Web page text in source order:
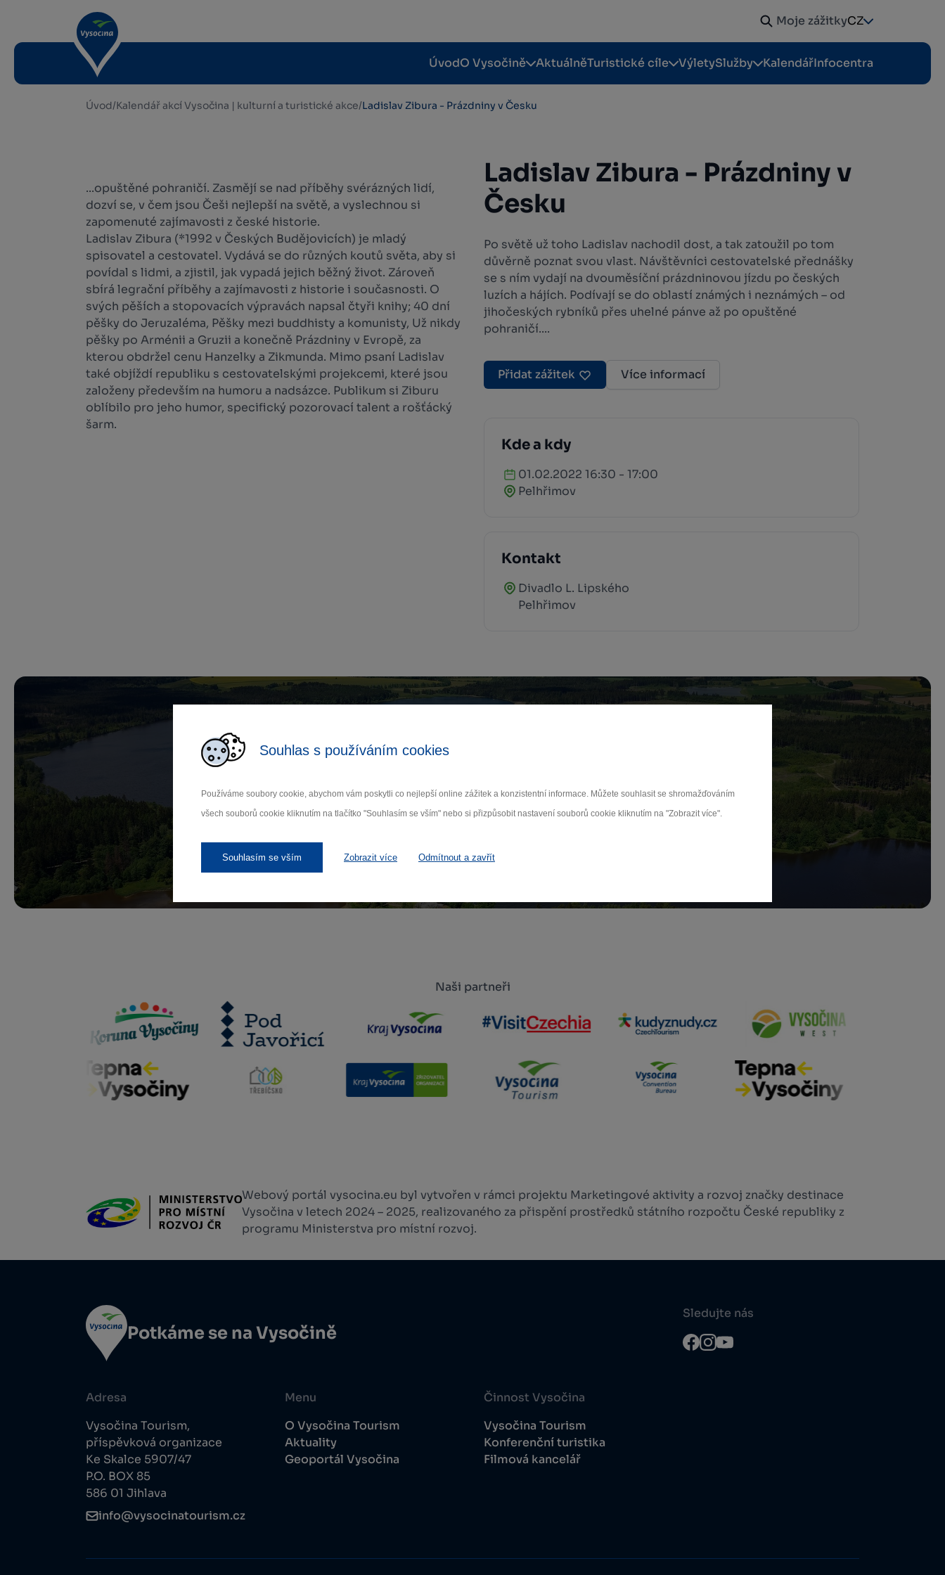
Souhlas s používáním cookies
Používáme soubory cookie, abychom vám poskytli co nejlepší online zážitek a konzistentní informace. Můžete souhlasit se shromažďováním
všech souborů cookie kliknutím na tlačítko "Souhlasím se vším" nebo si přizpůsobit nastavení souborů cookie kliknutím na "Zobrazit více".
Souhlasím se vším Zobrazit více Odmítnout a zavřít
Moje zážitkyCZ
ÚvodO Vysočině AktuálněTuristické cíle VýletySlužby KalendářInfocentra
Úvod/Kalendář akcí Vysočina | kulturní a turistické akce/Ladislav Zibura - Prázdniny v Česku
Ladislav Zibura - Prázdniny v
Česku
Po světě už toho Ladislav nachodil dost, a tak zatoužil po tom
důvěrně poznat svou vlast. Návštěvníci cestovatelské přednášky
se s ním vydají na dvouměsíční prázdninovou jízdu po českých
luzích a hájích. Podívají se do oblastí známých i neznámých – od
jihočeských rybníků přes uhelné pánve až po opuštěné
pohraničí....
Přidat zážitek Více informací
Kde a kdy
01.02.2022 16:30 - 17:00
Pelhřimov
Kontakt
Divadlo L. Lipského
Pelhřimov
...opuštěné pohraničí. Zasmějí se nad příběhy svérázných lidí,
dozví se, v čem jsou Češi nejlepší na světě, a vyslechnou si
zapomenuté zajímavosti z české historie.
Ladislav Zibura (*1992 v Českých Budějovicích) je mladý
spisovatel a cestovatel. Vydává se do různých koutů světa, aby si
povídal s lidmi, a zjistil, jak vypadá jejich běžný život. Zároveň
sbírá legrační příběhy a zajímavosti z historie i současnosti. O
svých pěších a stopovacích výpravách napsal čtyři knihy; 40 dní
pěšky do Jeruzaléma, Pěšky mezi buddhisty a komunisty, Už nikdy
pěšky po Arménii a Gruzii a konečně Prázdniny v Evropě, za
kterou obdržel cenu Hanzelky a Zikmunda. Mimo psaní Ladislav
také objíždí republiku s cestovatelskými projekcemi, které jsou
založeny především na humoru a nadsázce. Publikum si Ziburu
oblíbilo pro jeho humor, specifický pozorovací talent a rošťácký
šarm.
Zamilujte si Vysočinu
Záleží nám na ochraně osobních údajů.
Naši partneři
Webový portál vysocina.eu byl vytvořen v rámci projektu Marketingové aktivity a rozvoj značky destinace
Vysočina v letech 2024 – 2025, realizovaného za přispění prostředků státního rozpočtu České republiky z
programu Ministerstva pro místní rozvoj.
Potkáme se na Vysočině
Adresa
Vysočina Tourism,
příspěvková organizace
Ke Skalce 5907/47
P.O. BOX 85
586 01 Jihlava
info@vysocinatourism.cz
Menu
O Vysočina Tourism
Aktuality
Geoportál Vysočina
Činnost Vysočina
Vysočina Tourism
Konferenční turistika
Filmová kancelář
Sledujte nás